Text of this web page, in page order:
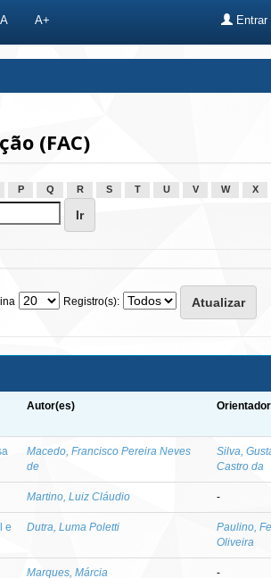
A A+ Entrar
(FAC)
P Q R S T U V W X
Registro(s):
Autor(es)
Macedo, Francisco Pereira Neves
de
Silva,
Castro da
Martino, Luiz Cláudio -
e
Dutra, Luma Poletti
Paulino,
Oliveira
Marques, Márcia -